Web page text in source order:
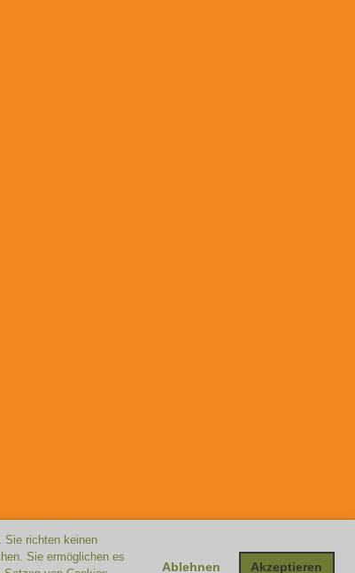
Sie richten keinen
Sie ermöglichen es
Ablehnen Akzeptieren